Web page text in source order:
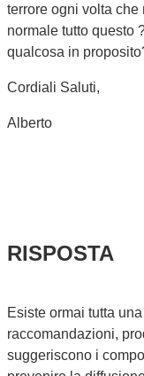
terrore ogni volta che
normale tutto questo
qualcosa in
Cordiali Saluti,
Alberto
RISPOSTA
Esiste ormai tutta
raccomandazioni,
suggeriscono i